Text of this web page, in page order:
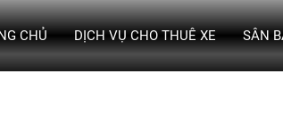
CHỦ DỊCH VỤ CHO THUÊ XE SÂN